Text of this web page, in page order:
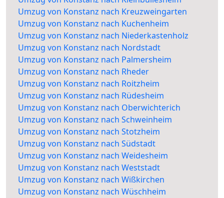
Umzug von Konstanz nach Kreuzweingarten
Umzug von Konstanz nach Kuchenheim
Umzug von Konstanz nach Niederkastenholz
Umzug von Konstanz nach Nordstadt
Umzug von Konstanz nach Palmersheim
Umzug von Konstanz nach Rheder
Umzug von Konstanz nach Roitzheim
Umzug von Konstanz nach Rüdesheim
Umzug von Konstanz nach Oberwichterich
Umzug von Konstanz nach Schweinheim
Umzug von Konstanz nach Stotzheim
Umzug von Konstanz nach Südstadt
Umzug von Konstanz nach Weidesheim
Umzug von Konstanz nach Weststadt
Umzug von Konstanz nach Wißkirchen
Umzug von Konstanz nach Wüschheim